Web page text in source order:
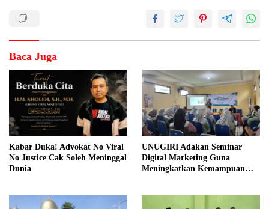
Baca Juga
Kabar Duka! Advokat No Viral
No Justice Cak Soleh Meninggal
Dunia
UNUGIRI Adakan Seminar
Digital Marketing Guna
Meningkatkan Kemampuan